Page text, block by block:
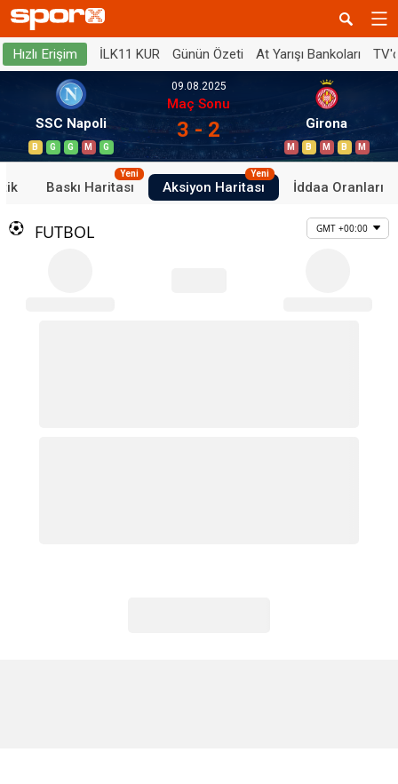
Hızlı Erişim İLK11 KUR Günün Özeti At Yarışı Bankoları
SSC Napoli
B G G M G
09.08.2025
Maç Sonu
3 - 2 Girona
M B M B M
Baskı Haritası
Yeni
Aksiyon Haritası
Yeni
İddaa Oranları
FUTBOL GMT +00:00